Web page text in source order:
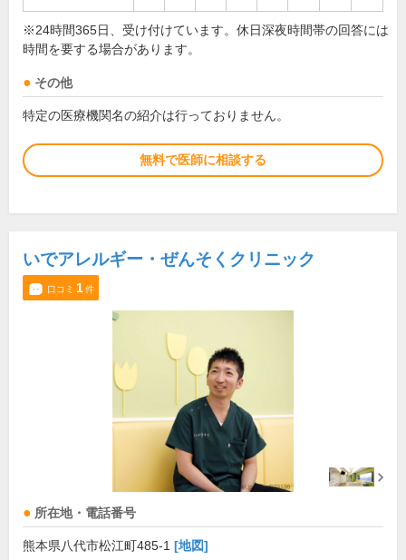
※24時間365日、受け付けています。休日深夜時間帯の回答には
時間を要する場合があります。
その他
特定の医療機関名の紹介は行っておりません。
無料で医師に相談する
いでアレルギー・ぜんそくクリニック
口コミ 1件
所在地・電話番号
熊本県八代市松江町485-1 [地図]